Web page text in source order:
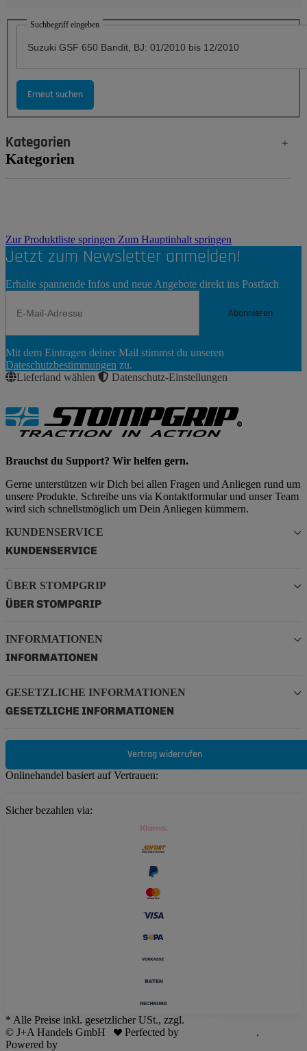
Suchbegriff eingeben
Erneut suchen
Kategorien
Kategorien
Zur Produktliste springen Zum Hauptinhalt springen
Jetzt zum Newsletter anmelden!
Erhalte spannende Infos und neue Angebote direkt ins Postfach
Abonnieren
Abonnieren
Mit dem Eintragen deiner Mail stimmst du unseren
Dateschutzbestimmungen zu.
Lieferland wählen
Datenschutz-Einstellungen
Brauchst du Support? Wir helfen gern.
Gerne unterstützen wir Dich bei allen Fragen und Anliegen rund um
unsere Produkte. Schreibe uns via Kontaktformular und unser Team
wird sich schnellstmöglich um Dein Anliegen kümmern.
KUNDENSERVICE
KUNDENSERVICE
ÜBER STOMPGRIP
ÜBER STOMPGRIP
INFORMATIONEN
INFORMATIONEN
GESETZLICHE INFORMATIONEN
GESETZLICHE INFORMATIONEN
Vertrag widerrufen
Onlinehandel basiert auf Vertrauen:
Sicher bezahlen via:
* Alle Preise inkl. gesetzlicher USt., zzgl.
© J+A Handels GmbH
Perfected by
.
Powered by